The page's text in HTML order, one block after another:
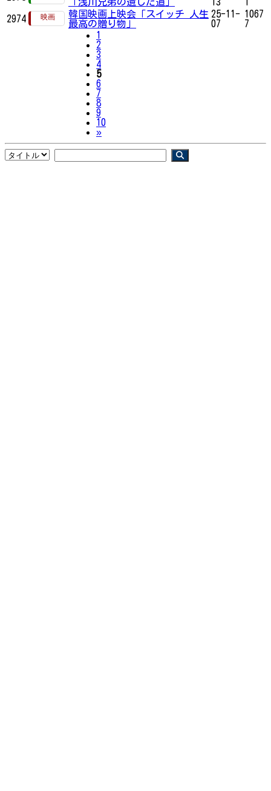
「浅川兄弟の遺した道」 13
2974
韓国映画上映会「スイッチ 人生
最高の贈り物」
25-11-
07
1067
7
1
2
3
4
5
6
7
8
9
10
»Next